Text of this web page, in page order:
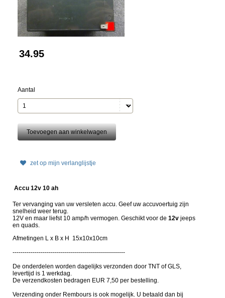
34.95
Aantal
zet op mijn verlanglijstje
Accu 12v 10 ah
Ter vervanging van uw versleten accu. Geef uw accuvoertuig zijn
snelheid weer terug.
12V en maar liefst 10 amp/h vermogen. Geschikt voor de 12v jeeps
en quads.
Afmetingen L x B x H 15x10x10cm
--------------------------------------------------------
De onderdelen worden dagelijks verzonden door TNT of GLS,
levertijd is 1 werkdag.
De verzendkosten bedragen EUR 7,50 per bestelling.
Verzending onder Rembours is ook mogelijk. U betaald dan bij